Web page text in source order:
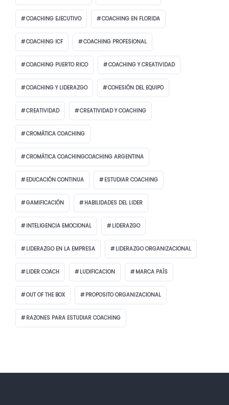
COACHING EJECUTIVO COACHING EN FLORIDA
COACHING ICF COACHING PROFESIONAL
COACHING PUERTO RICO COACHING Y CREATIVIDAD
COACHING Y LIDERAZGO COHESIÓN DEL EQUIPO
CREATIVIDAD CREATIVIDAD Y COACHING
CROMÁTICA COACHING
CROMÁTICA COACHINGCOACHING ARGENTINA
EDUCACIÓN CONTINUA ESTUDIAR COACHING
GAMIFICACIÓN HABILIDADES DEL LIDER
INTELIGENCIA EMOCIONAL LIDERAZGO
LIDERAZGO EN LA EMPRESA LIDERAZGO ORGANIZACIONAL
LIDER COACH LUDIFICACION MARCA PAÍS
OUT OF THE BOX PROPOSITO ORGANIZACIONAL
RAZONES PARA ESTUDIAR COACHING